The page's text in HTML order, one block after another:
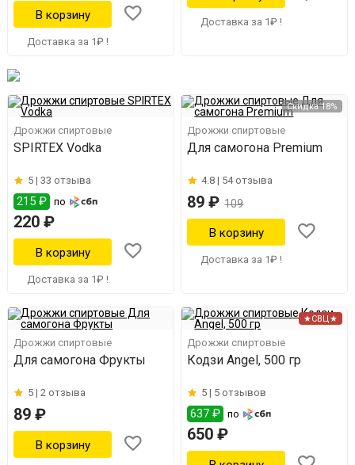
Доставка за 1₽ !
Доставка за 1₽ !
Дрожжи спиртовые
SPIRTEX Vodka
5 | 33 отзыва
215 ₽ по
220 ₽
Доставка за 1₽ !
Скидка 18%
Дрожжи спиртовые
Для самогона Premium
4.8 | 54 отзыва
89 ₽ 109
Доставка за 1₽ !
Дрожжи спиртовые
Для самогона Фрукты
5 | 2 отзыва
89 ₽
★СВЦ★
Дрожжи спиртовые
Кодзи Angel, 500 гр
5 | 5 отзывов
637 ₽ по
650 ₽